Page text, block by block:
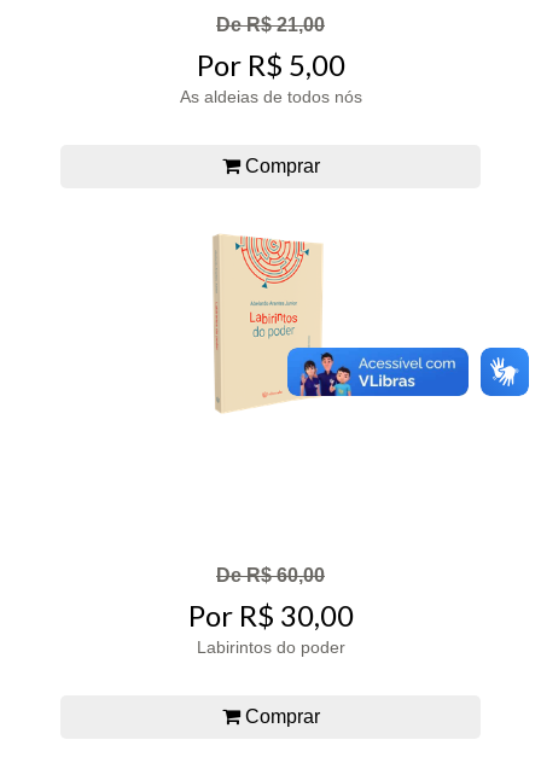
De R$ 21,00
Por R$ 5,00
As aldeias de todos nós
Comprar
De R$ 60,00
Por R$ 30,00
Labirintos do poder
Comprar